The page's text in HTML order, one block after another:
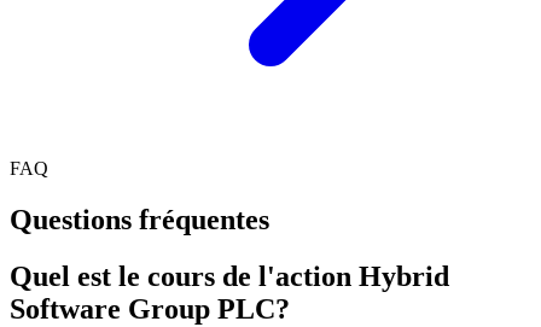
FAQ
Questions fréquentes
Quel est le cours de l'action Hybrid
Software Group PLC?